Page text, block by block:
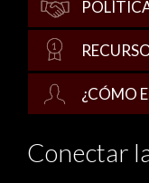
¿CÓMO
Conectar